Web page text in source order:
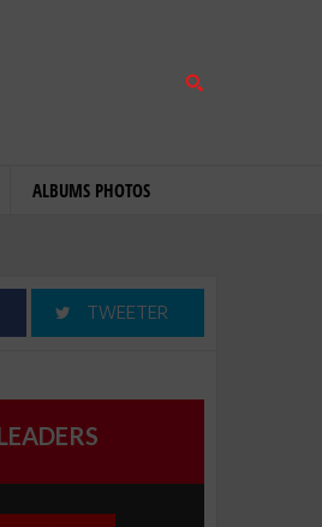
ALBUMS PHOTOS
TWEETER